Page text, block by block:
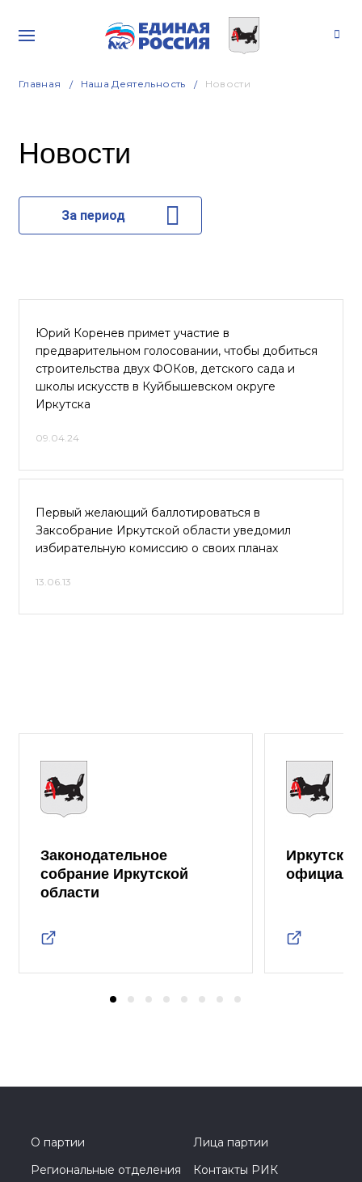
Главная Наша Деятельность Новости
Новости
За период
Юрий Коренев примет участие в
предварительном голосовании, чтобы добиться
строительства двух ФОКов, детского сада и
школы искусств в Куйбышевском округе
Иркутска
09.04.24
Первый желающий баллотироваться в
Заксобрание Иркутской области уведомил
избирательную комиссию о своих планах
13.06.13
Законодательное
собрание Иркутской
области
О партии
Лица партии
Региональные отделения
Контакты РИК